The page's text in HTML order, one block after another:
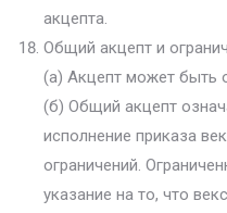
акцепта.
Общий акцепт и
(а) Акцепт может быть
(б) Общий акцепт
исполнение приказа
ограничений.
указание на то, что